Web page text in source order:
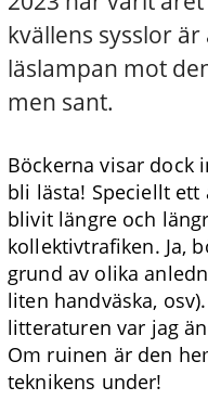
kvällens sysslor
läslampan mot
men sant.
Böckerna visar dock
bli lästa! Speciellt ett
blivit längre och
kollektivtrafiken. Ja,
grund av olika
liten handväska,
litteraturen var jag
Om ruinen är den
teknikens under!